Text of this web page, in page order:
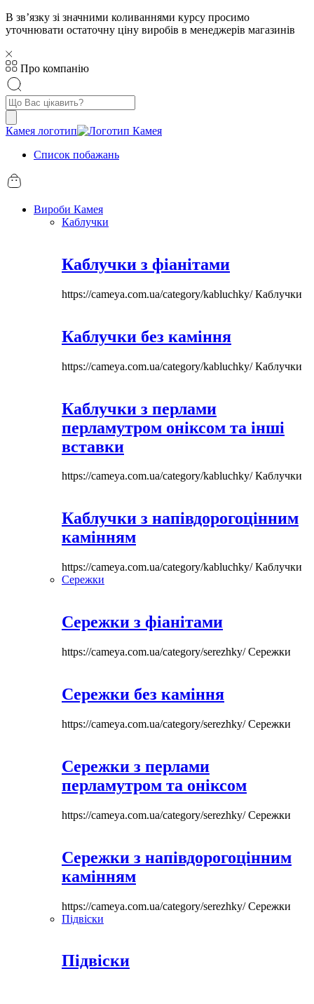
В звʼязку зі значними коливаннями курсу просимо
уточнювати остаточну ціну виробів в менеджерів магазинів
Про компанію
Пошук
товарів
Камея логотип
Список побажань
Вироби Камея
Каблучки
Каблучки з фіанітами
https://cameya.com.ua/category/kabluchky/Каблучки
Каблучки без каміння
https://cameya.com.ua/category/kabluchky/Каблучки
Каблучки з перлами
перламутром оніксом та інші
вставки
https://cameya.com.ua/category/kabluchky/Каблучки
Каблучки з напівдорогоцінним
камінням
https://cameya.com.ua/category/kabluchky/Каблучки
Сережки
Сережки з фіанітами
https://cameya.com.ua/category/serezhky/Сережки
Сережки без каміння
https://cameya.com.ua/category/serezhky/Сережки
Сережки з перлами
перламутром та оніксом
https://cameya.com.ua/category/serezhky/Сережки
Сережки з напівдорогоцінним
камінням
https://cameya.com.ua/category/serezhky/Сережки
Підвіски
Підвіски